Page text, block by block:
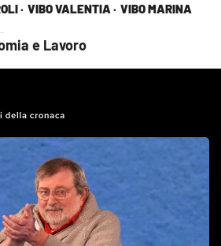
· VIBO VALENTIA · VIBO MARINA
e Lavoro